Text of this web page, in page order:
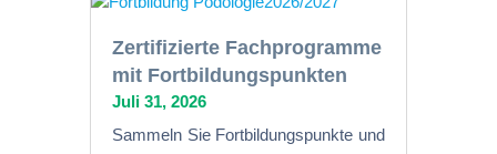
Zertifizierte Fachprogramme
mit Fortbildungspunkten
Juli 31, 2026
Sammeln Sie Fortbildungspunkte und